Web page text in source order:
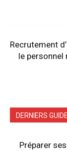
Recrutement
le personnel
DERNIERS
Préparer